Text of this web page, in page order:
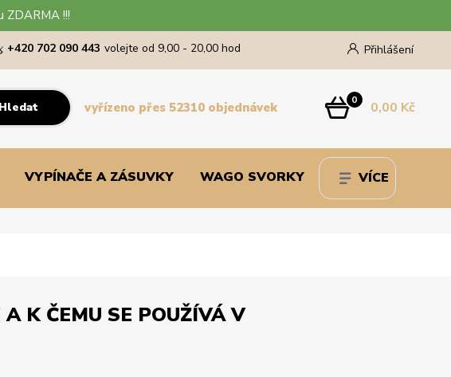
ZDARMA !!!
Přihlášení
Hledat
+420 702 090 443 volejte od 9,00 - 20,00 hod
0 0,00 Kč
vyřízeno přes 52310 objednávek
VYPÍNAČE A ZÁSUVKY WAGO SVORKY VÍCE
A K ČEMU SE POUŽÍVÁ V